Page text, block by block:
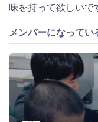
味を持って欲しいで
メンバーになってい